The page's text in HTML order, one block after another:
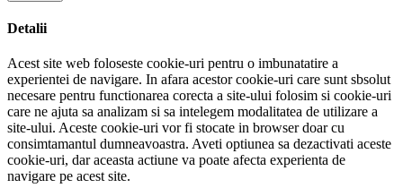
Detalii
Acest site web foloseste cookie-uri pentru o imbunatatire a
experientei de navigare. In afara acestor cookie-uri care sunt sbsolut
necesare pentru functionarea corecta a site-ului folosim si cookie-uri
care ne ajuta sa analizam si sa intelegem modalitatea de utilizare a
site-ului. Aceste cookie-uri vor fi stocate in browser doar cu
consimtamantul dumneavoastra. Aveti optiunea sa dezactivati aceste
cookie-uri, dar aceasta actiune va poate afecta experienta de
navigare pe acest site.